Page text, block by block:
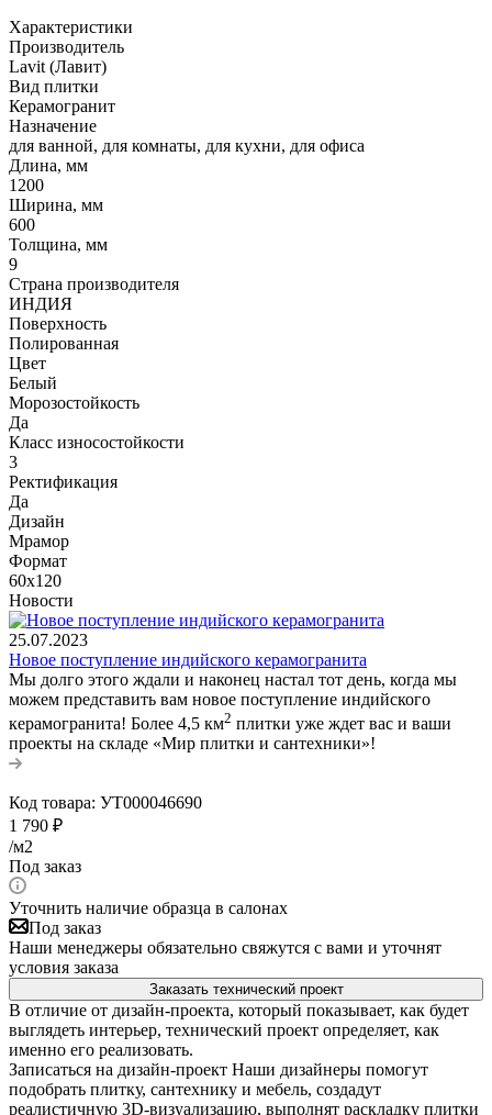
Характеристики
Производитель
Lavit (Лавит)
Вид плитки
Керамогранит
Назначение
для ванной, для комнаты, для кухни, для офиса
Длина, мм
1200
Ширина, мм
600
Толщина, мм
9
Страна производителя
ИНДИЯ
Поверхность
Полированная
Цвет
Белый
Морозостойкость
Да
Класс износостойкости
3
Ректификация
Да
Дизайн
Мрамор
Формат
60x120
Новости
25.07.2023
Новое поступление индийского керамогранита
Мы долго этого ждали и наконец настал тот день, когда мы
можем представить вам новое поступление индийского
керамогранита! Более 4,5 км2 плитки уже ждет вас и ваши
проекты на складе «Мир плитки и сантехники»!
Код товара: УТ000046690
1 790 ₽
/м2
Под заказ
Уточнить наличие образца в салонах
Под заказ
Наши менеджеры обязательно свяжутся с вами и уточнят
условия заказа
Заказать технический проект
В отличие от дизайн-проекта, который показывает, как будет
выглядеть интерьер, технический проект определяет, как
именно его реализовать.
Записаться на дизайн-проект Наши дизайнеры помогут
подобрать плитку, сантехнику и мебель, создадут
реалистичную 3D-визуализацию, выполнят раскладку плитки